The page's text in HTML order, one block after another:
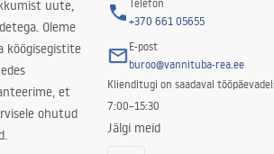
uute,
Oleme
köögisegistite
et
ohutud
Telefon
+370 661 05655
E-post
buroo@vannituba-rea.ee
Klienditugi on saadaval tööpäevadel:
7:00–15:30
Jälgi meid